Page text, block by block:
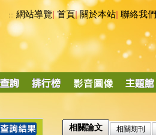
::: 網站導覽|首頁|關於本站 聯絡我們
相關論文 相關期刊